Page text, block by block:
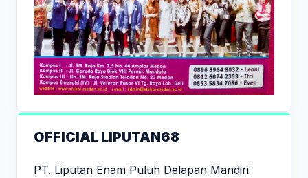
OFFICIAL LIPUTAN68
PT. Liputan Enam Puluh Delapan Mandiri